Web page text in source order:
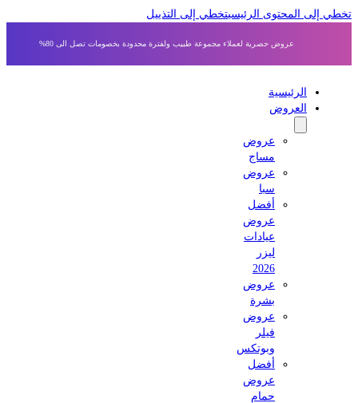
إلى المحتوى الرئيسي تخطي إلى التذييل
عروض حصرية لعملاء مجموعة طبيب ولفترة محدودة بخصومات تصل الى 80%
الرئيسية
العروض
عروض
مساج
عروض
أفضل
عروض
عيادات
عروض
بشرة
عروض
وبوتكس
أفضل
عروض
حمام